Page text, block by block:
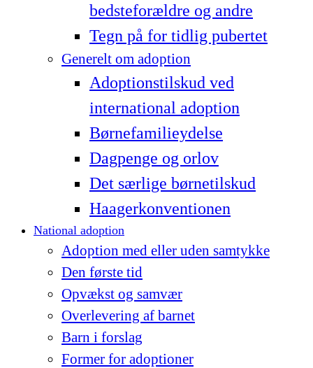
bedsteforældre og andre
Tegn på for tidlig pubertet
Generelt om adoption
Adoptionstilskud ved
international adoption
Børnefamilieydelse
Dagpenge og orlov
Det særlige børnetilskud
Haagerkonventionen
National adoption
Adoption med eller uden samtykke
Den første tid
Opvækst og samvær
Overlevering af barnet
Barn i forslag
Former for adoptioner